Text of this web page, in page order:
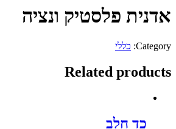
אדנית פלסטיק ונציה
Category: כללי
Related products
כד חלב